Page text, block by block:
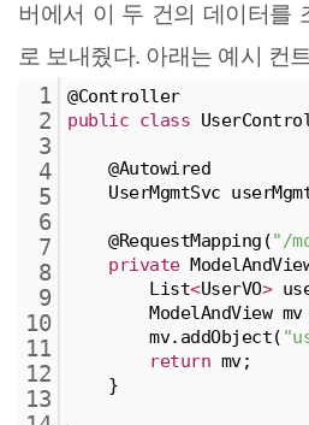
버에서 이 두 건의 데이터를
로 보내줬다. 아래는 예시 컨
1
2
3
4
5
6
7
8
9
10
11
12
13
@Controller
public class
@Autowired
UserMgmtSvc
@RequestMapping("/
private
List<UserVO>
ModelAndView mv
mv.addObject(
return mv;
}